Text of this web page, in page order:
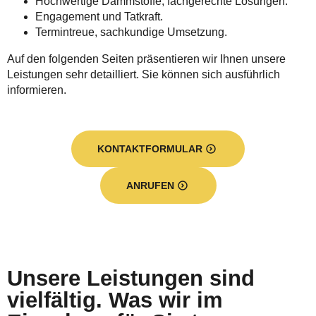
Engagement und Tatkraft.
Termintreue, sachkundige Umsetzung.
Auf den folgenden Seiten präsentieren wir Ihnen unsere
Leistungen sehr detailliert. Sie können sich ausführlich
informieren.
KONTAKTFORMULAR
ANRUFEN
Unsere Leistungen sind
vielfältig. Was wir im